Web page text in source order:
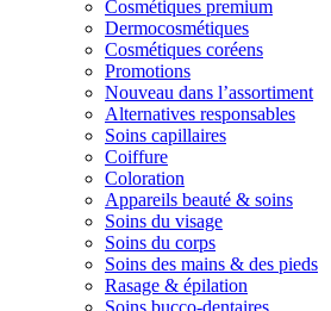
Cosmétiques premium
Dermocosmétiques
Cosmétiques coréens
Promotions
Nouveau dans l’assortiment
Alternatives responsables
Soins capillaires
Coiffure
Coloration
Appareils beauté & soins
Soins du visage
Soins du corps
Soins des mains & des pieds
Rasage & épilation
Soins bucco-dentaires